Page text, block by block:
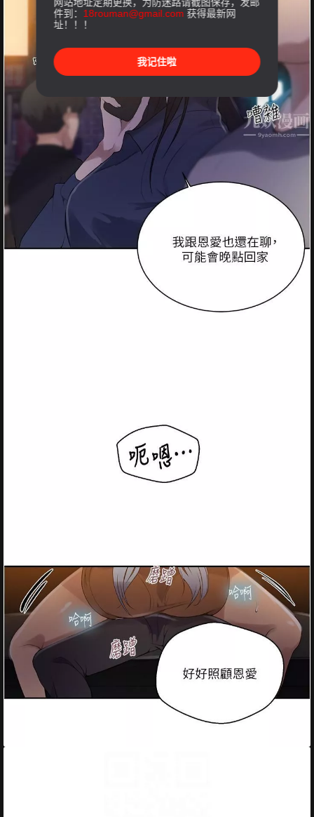
件到： 18rouman@gmail.com 获得最新网
址！！！
我记住啦